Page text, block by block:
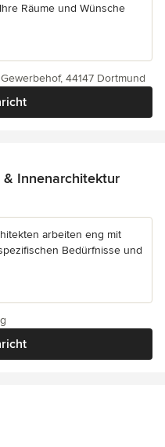
Räume und Wünsche
44147 Dortmund
& Innenarchitektur
5 Sternen
arbeiten eng mit
Bedürfnisse und
5 Sternen